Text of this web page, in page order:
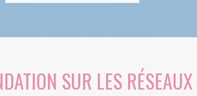
SUR LES RÉSEAUX